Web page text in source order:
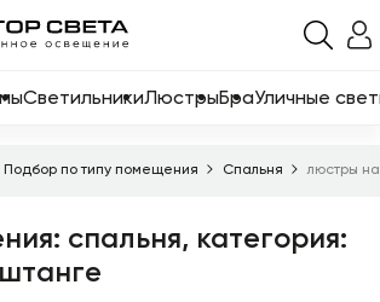
СветильникиЛюстрыБраУличные
Подбор по типу помещения Спальня люстры
спальня, категория: